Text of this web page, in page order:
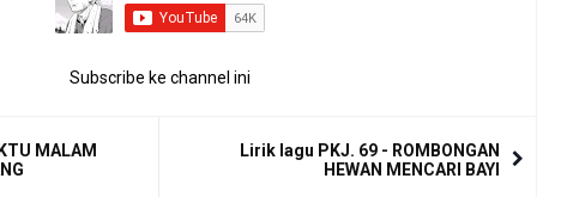
Subscribe ke channel ini
MALAM
Lirik lagu PKJ. 69 - ROMBONGAN
HEWAN MENCARI BAYI